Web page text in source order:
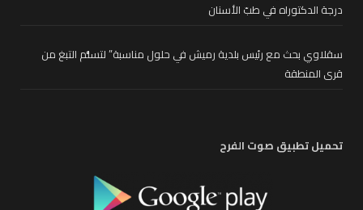
درجة الدكتوراه في طبّ الأسنان
سقلاوي بحث مع رئيس بلدية رميش في حلول مناسبة” لتسلُّم التبغ من
قرى المنطقة
تحميل تطبيق صوت الفرح